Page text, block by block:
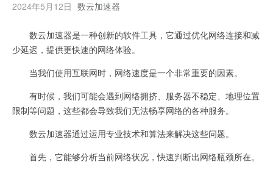
2024年5月12日 数云加速器
数云加速器是一种创新的软件工具，它通过优化网络连接和减
少延迟，提供更快速的网络体验。
当我们使用互联网时，网络速度是一个非常重要的因素。
有时候，我们可能会遇到网络拥挤、服务器不稳定、地理位置
限制等问题，这些都会导致我们无法畅享网络的各种服务。
数云加速器通过运用专业技术和算法来解决这些问题。
首先，它能够分析当前网络状况，快速判断出网络瓶颈所在。